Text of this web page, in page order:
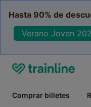
Hasta 90% de
Verano Joven
Comprar billetes